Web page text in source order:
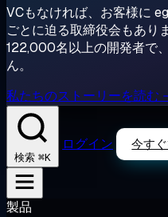
VCもなければ、お客様に
ごとに迫る取締役会もあり
122,000名以上の開発者で
ん。
私たちのストーリーを読む
検索 ⌘K
ログイン 今す
製品